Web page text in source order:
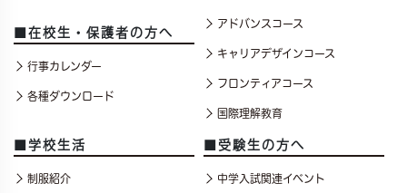
■在校生・保護者の方へ
行事カレンダー
各種ダウンロード
アドバンスコース
キャリアデザインコース
フロンティアコース
国際理解教育
■学校生活
制服紹介
■受験生の方へ
中学入試関連イベント